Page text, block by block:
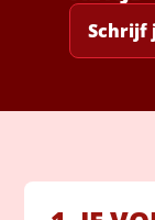
Schrijf